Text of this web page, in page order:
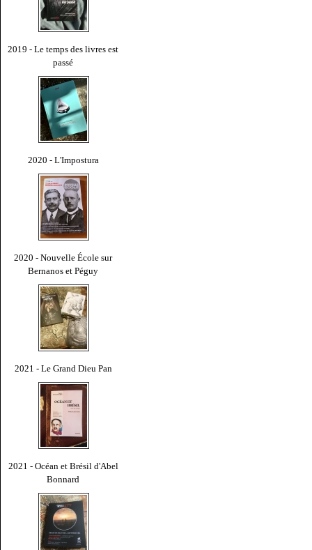
2019 - Le temps des livres est
passé
2020 - L'Impostura
2020 - Nouvelle École sur
Bernanos et Péguy
2021 - Le Grand Dieu Pan
2021 - Océan et Brésil d'Abel
Bonnard